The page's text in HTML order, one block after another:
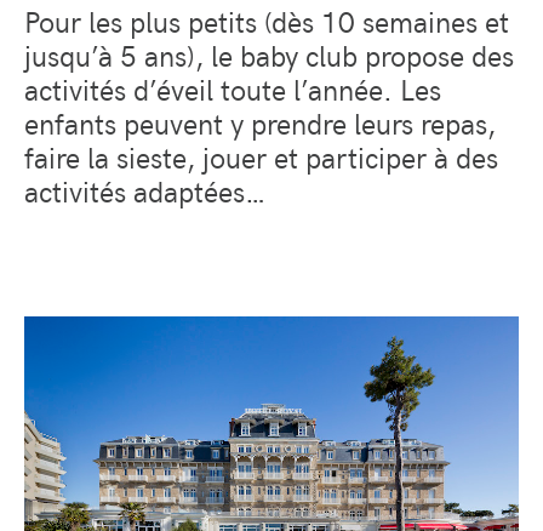
Pour les plus petits (dès 10 semaines et
jusqu’à 5 ans), le baby club propose des
activités d’éveil toute l’année. Les
enfants peuvent y prendre leurs repas,
faire la sieste, jouer et participer à des
activités adaptées…